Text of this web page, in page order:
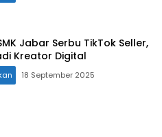
Jabar Serbu TikTok Seller,
Kreator Digital
18 September 2025